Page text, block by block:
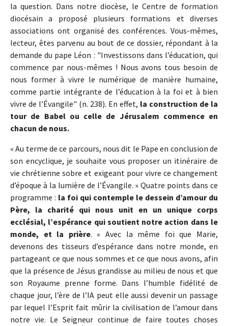
la question. Dans notre diocèse, le Centre de formation
diocésain a proposé plusieurs formations et diverses
associations ont organisé des conférences. Vous-mêmes,
lecteur, êtes parvenu au bout de ce dossier, répondant à la
demande du pape Léon : "Investissons dans l’éducation, qui
commence par nous-mêmes ! Nous avons tous besoin de
nous former à vivre le numérique de manière humaine,
comme partie intégrante de l’éducation à la foi et à bien
vivre de l’Évangile" (n. 238). En effet, la construction de la
tour de Babel ou celle de Jérusalem commence en
chacun de nous.
« Au terme de ce parcours, nous dit le Pape en conclusion de
son encyclique, je souhaite vous proposer un itinéraire de
vie chrétienne sobre et exigeant pour vivre ce changement
d’époque à la lumière de l’Évangile. » Quatre points dans ce
programme : la foi qui contemple le dessein d’amour du
Père, la charité qui nous unit en un unique corps
ecclésial, l’espérance qui soutient notre action dans le
monde, et la prière. « Avec la même foi que Marie,
devenons des tisseurs d’espérance dans notre monde, en
partageant ce que nous sommes et ce que nous avons, afin
que la présence de Jésus grandisse au milieu de nous et que
son Royaume prenne forme. Dans l’humble fidélité de
chaque jour, l’ère de l’IA peut elle aussi devenir un passage
par lequel l’Esprit fait mûrir la civilisation de l’amour dans
notre vie. Le Seigneur continue de faire toutes choses